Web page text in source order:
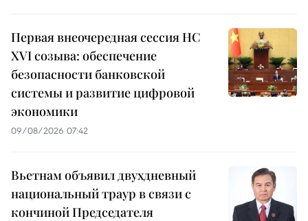
Первая внеочередная сессия НС
XVI созыва: обеспечение
безопасности банковской
системы и развитие цифровой
экономики
09/08/2026 07:42
Вьетнам объявил двухдневный
национальный траур в связи с
кончиной Председателя